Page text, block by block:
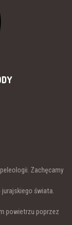
Zachęcamy
świata.
powietrzu poprzez